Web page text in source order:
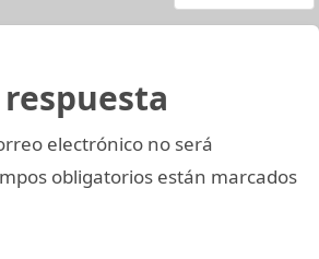
electrónico no será
obligatorios están marcados